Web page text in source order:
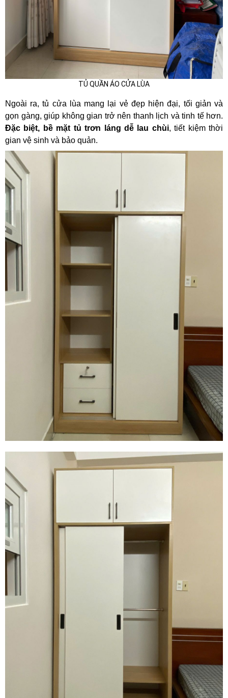
TỦ QUẦN ÁO CỬA LÙA
Ngoài ra, tủ cửa lùa mang lại vẻ đẹp hiện đại, tối giản và
gọn gàng, giúp không gian trở nên thanh lịch và tinh tế hơn.
Đặc biệt, bề mặt tủ trơn láng dễ lau chùi, tiết kiệm thời
gian vệ sinh và bảo quản.